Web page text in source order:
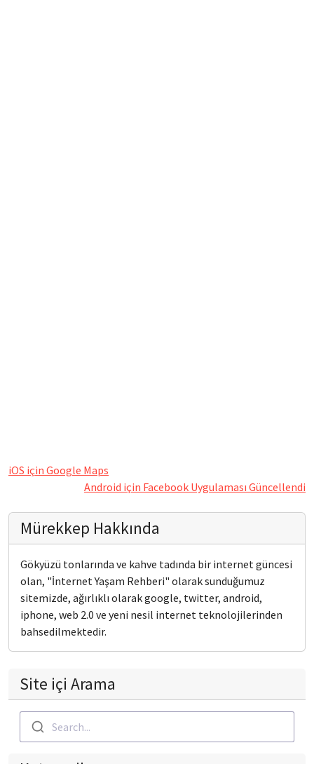
iOS için Google Maps
Android için Facebook Uygulaması Güncellendi
Mürekkep Hakkında
Gökyüzü tonlarında ve kahve tadında bir internet güncesi
olan, "İnternet Yaşam Rehberi" olarak sunduğumuz
sitemizde, ağırlıklı olarak google, twitter, android,
iphone, web 2.0 ve yeni nesil internet teknolojilerinden
bahsedilmektedir.
Site içi Arama
Search...